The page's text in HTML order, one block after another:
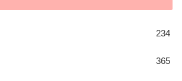
234
365